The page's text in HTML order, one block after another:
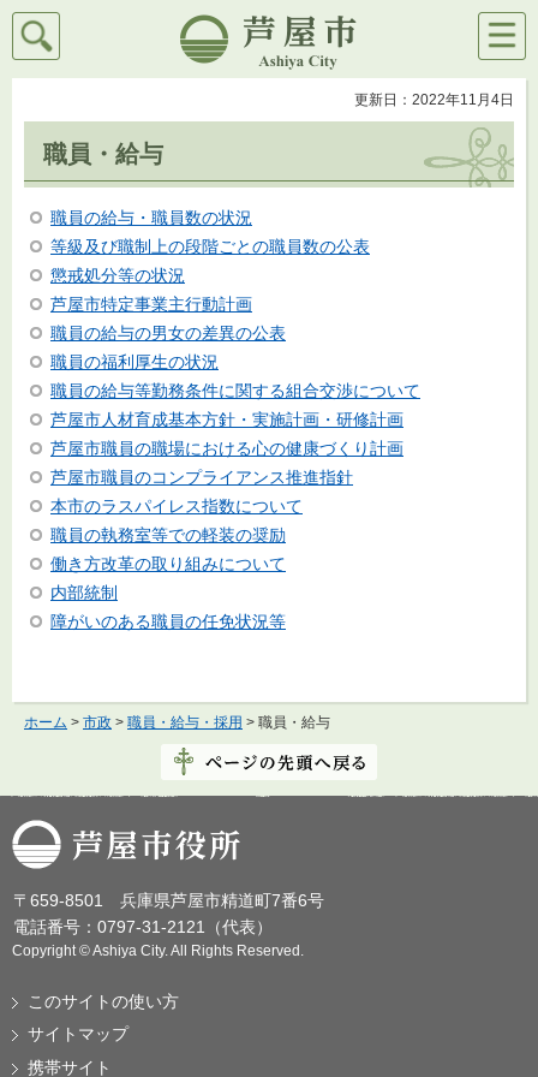
芦屋市
検索
メニ
ュー
更新日：2022年11月4日
職員・給与
職員の給与・職員数の状況
等級及び職制上の段階ごとの職員数の公表
懲戒処分等の状況
芦屋市特定事業主行動計画
職員の給与の男女の差異の公表
職員の福利厚生の状況
職員の給与等勤務条件に関する組合交渉について
芦屋市人材育成基本方針・実施計画・研修計画
芦屋市職員の職場における心の健康づくり計画
芦屋市職員のコンプライアンス推進指針
本市のラスパイレス指数について
職員の執務室等での軽装の奨励
働き方改革の取り組みについて
内部統制
障がいのある職員の任免状況等
ホーム > 市政 > 職員・給与・採用 > 職員・給与
芦屋市役所
〒659-8501 兵庫県芦屋市精道町7番6号
電話番号：0797-31-2121（代表）
Copyright © Ashiya City. All Rights Reserved.
このサイトの使い方
サイトマップ
携帯サイト